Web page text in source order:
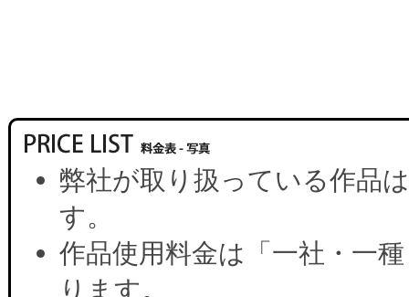
弊社が取り扱っている作品
す。
作品使用料金は「一社・一
ります。